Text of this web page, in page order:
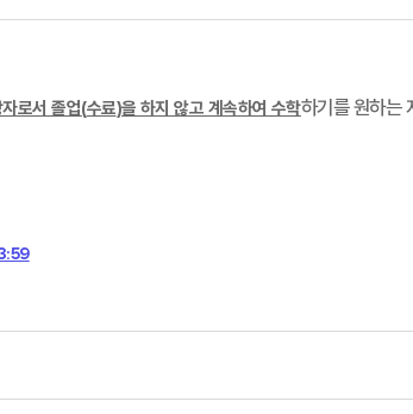
로서 졸업(수료)을 하지 않고 계속하여 수학하기를 원하는